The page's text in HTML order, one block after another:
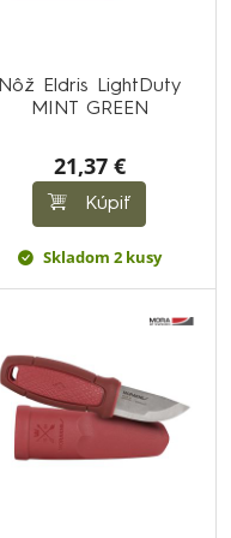
Nôž Eldris LightDuty
MINT GREEN
21,37 €
Kúpiť
Skladom 2 kusy